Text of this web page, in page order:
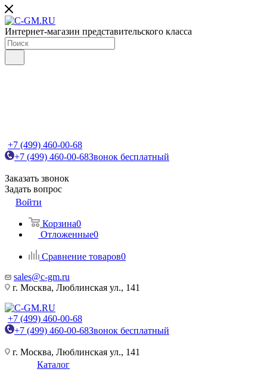
Интернет-магазин представительского класса
+7 (499) 460-00-68
+7 (499) 460-00-68Звонок бесплатный
Заказать звонок
Задать вопрос
Войти
Корзина0
Отложенные0
Сравнение товаров0
sales@c-gm.ru
г. Москва, Люблинская ул., 141
+7 (499) 460-00-68
+7 (499) 460-00-68Звонок бесплатный
г. Москва, Люблинская ул., 141
Каталог